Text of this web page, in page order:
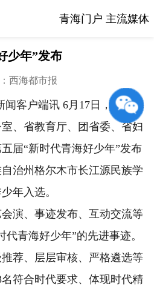
青海门户 主流媒体
少年”发布
西海都市报
客户端讯 6月17日，由青海
、省教育厅、团省委、省妇
届“新时代青海好少年”发布
治州格尔木市长江源民族学
年入选。
、事迹发布、互动交流等
青海好少年”的先进事迹。
荐、层层审核、严格遴选等
符合时代要求、体现时代精